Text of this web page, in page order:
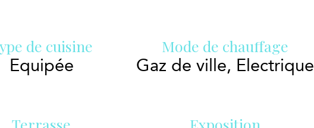
de cuisine
Equipée
Mode de chauffage
Gaz de ville, Electrique